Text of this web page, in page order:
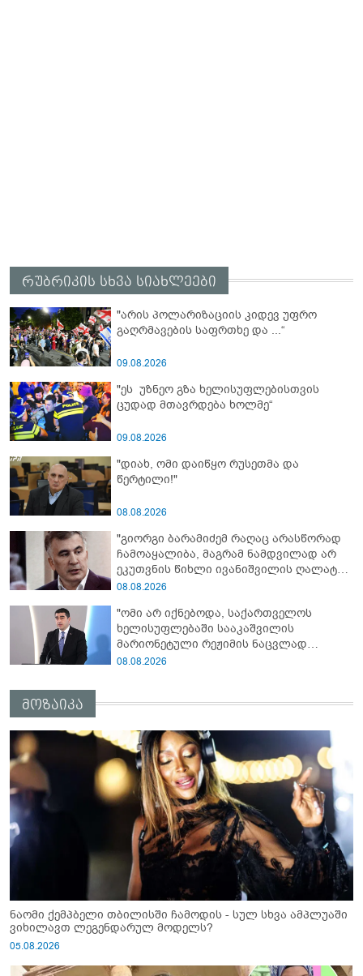
რუბრიკის სხვა სიახლეები
"არის პოლარიზაციის კიდევ უფრო
გაღრმავების საფრთხე და ...“
09.08.2026
"ეს უზნეო გზა ხელისუფლებისთვის
ცუდად მთავრდება ხოლმე“
09.08.2026
"დიახ, ომი დაიწყო რუსეთმა და
წერტილი!"
08.08.2026
"გიორგი ბარამიძემ რაღაც არასწორად
ჩამოაყალიბა, მაგრამ ნამდვილად არ
ეკუთვნის წიხლი ივანიშვილის ღალატზე
დაფუძნებული დიქტატურის
მსმენია ქართველების მიერ ტყვეების
დახვრეტაზე"
08.08.2026
"ომი არ იქნებოდა, საქართველოს
ხელისუფლებაში სააკაშვილის
მარიონეტული რეჟიმის ნაცვლად
„ქართული ოცნების“ მსგავსი
ალბათობით, არც უკრაინის ომი
08.08.2026
მოზაიკა
ნაომი ქემპბელი თბილისში ჩამოდის - სულ სხვა ამპლუაში
ვიხილავთ ლეგენდარულ მოდელს?
05.08.2026